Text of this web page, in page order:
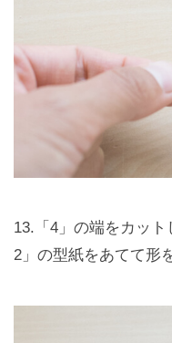
13.「4」の端をカッ
2」の型紙をあてて形